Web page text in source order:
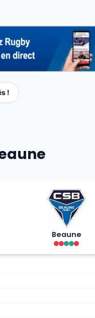
!
Beaune